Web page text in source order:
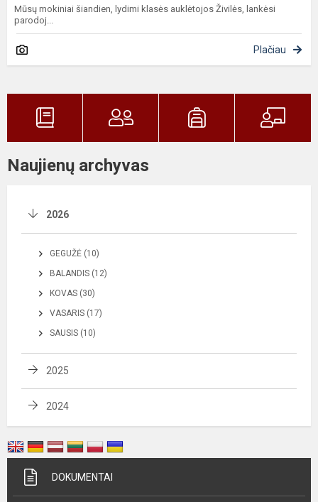
Mūsų mokiniai šiandien, lydimi klasės auklėtojos Živilės, lankėsi
parodoj...
Plačiau
Naujienų archyvas
2026
GEGUŽĖ (10)
BALANDIS (12)
KOVAS (30)
VASARIS (17)
SAUSIS (10)
2025
2024
DOKUMENTAI